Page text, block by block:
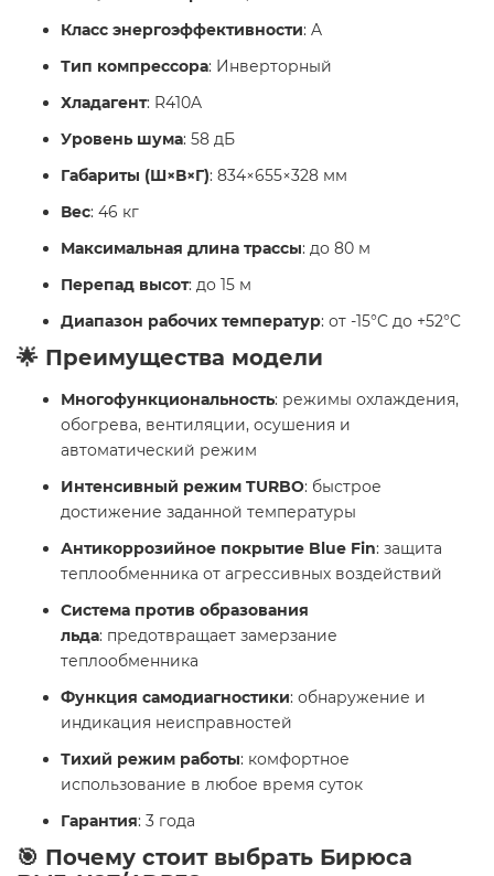
Класс энергоэффективности: A
Тип компрессора: Инверторный
Хладагент: R410A
Уровень шума: 58 дБ
Габариты (Ш×В×Г): 834×655×328 мм
Вес: 46 кг
Максимальная длина трассы: до 80 м
Перепад высот: до 15 м
Диапазон рабочих температур: от -15°C до +52°C
🌟 Преимущества модели
Многофункциональность: режимы охлаждения,
обогрева, вентиляции, осушения и
автоматический режим
Интенсивный режим TURBO: быстрое
достижение заданной температуры
Антикоррозийное покрытие Blue Fin: защита
теплообменника от агрессивных воздействий
Система против образования
льда: предотвращает замерзание
теплообменника
Функция самодиагностики: обнаружение и
индикация неисправностей
Тихий режим работы: комфортное
использование в любое время суток
Гарантия: 3 года
🎯 Почему стоит выбрать Бирюса